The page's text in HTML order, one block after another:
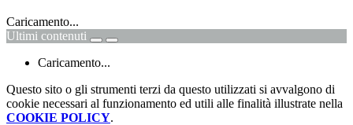
Caricamento...
Ultimi contenuti
Caricamento...
Questo sito o gli strumenti terzi da questo utilizzati si avvalgono di
cookie necessari al funzionamento ed utili alle finalità illustrate nella
COOKIE POLICY.